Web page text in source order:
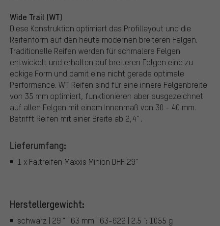
Wide Trail (WT)
Diese Konstruktion optimiert das Profillayout und die
Reifenform auf den heute modernen breiteren Felgen.
Traditionelle Reifen werden für schmalere Felgen
entwickelt und erhalten auf breiteren Felgen eine zu
eckige Form und damit eine nicht gerade optimale
Performance. WT Reifen sind für eine innere Felgenbreite
von 35 mm optimiert, funktionieren aber ausgezeichnet
auf allen Felgen mit einem Innenmaß von 30 - 40 mm.
Betrifft Reifen mit einer Breite ab 2,4" .
Lieferumfang:
1 x Faltreifen Maxxis Minion DHF 29"
Herstellergewicht:
schwarz | 29 " | 63 mm | 63-622 | 2.5 ": 1055 g